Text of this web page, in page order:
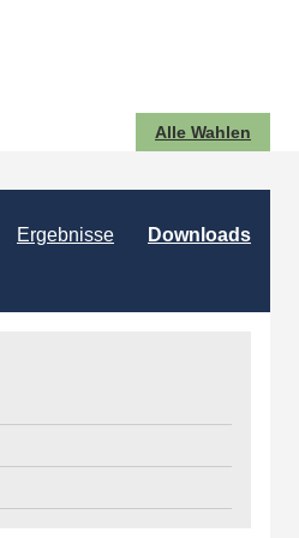
Alle Wahlen
Ergebnisse Downloads